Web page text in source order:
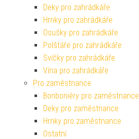
Deky pro zahrádkáře
Hrnky pro zahrádkáře
Osušky pro zahrádkáře
Polštáře pro zahrádkáře
Svíčky pro zahrádkáře
Vína pro zahrádkáře
Pro zaměstnance
Bonboniéry pro zaměstnance
Deky pro zaměstnance
Hrnky pro zaměstnance
Ostatní